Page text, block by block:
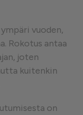
vuoden,
Rokotus antaa
joten
kuitenkin
on